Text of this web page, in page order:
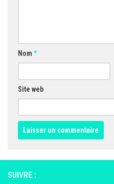
Nom *
Site web
SUIVRE :